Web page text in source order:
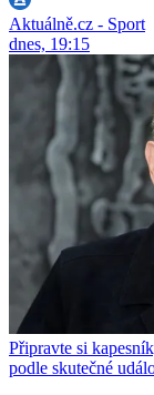
Aktuálně.cz - Sport
dnes, 19:15
Připravte si
podle skutečné